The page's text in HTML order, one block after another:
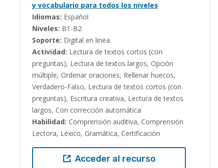
y vocabulario para todos los niveles
Idiomas: Español
Niveles: B1-B2
Soporte: Digital en linea
Actividad: Lectura de textos cortos (con
preguntas), Lectura de textos largos, Opción
múltiple, Ordenar oraciones, Rellenar huecos,
Verdadero-Falso, Lectura de textos cortos (con
preguntas), Escritura creativa, Lectura de textos
largos, Con corrección automática
Habilidad: Comprensión auditiva, Comprensión
Lectora, Léxico, Gramática, Certificación
Acceder al recurso